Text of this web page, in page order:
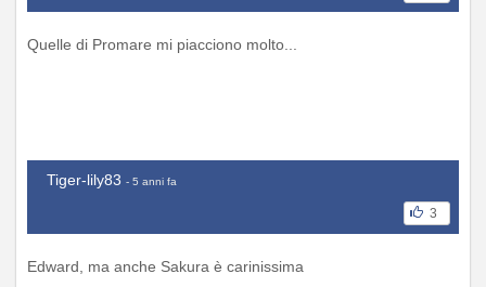
Quelle di Promare mi piacciono molto...
Tiger-lily83 - 5 anni fa
3
Edward, ma anche Sakura è carinissima